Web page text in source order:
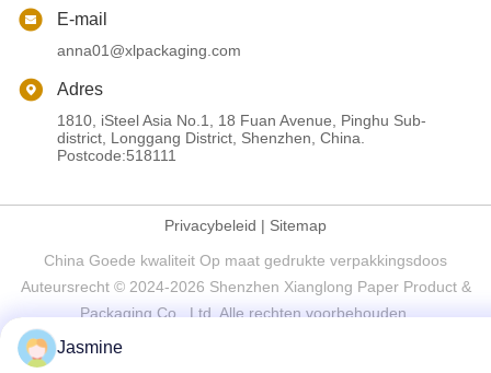
E-mail
anna01@xlpackaging.com
Adres
1810, iSteel Asia No.1, 18 Fuan Avenue, Pinghu Sub-
district, Longgang District, Shenzhen, China.
Postcode:518111
Privacybeleid | Sitemap
China Goede kwaliteit Op maat gedrukte verpakkingsdoos
Auteursrecht © 2024-2026 Shenzhen Xianglong Paper Product &
Packaging Co., Ltd. Alle rechten voorbehouden.
Jasmine